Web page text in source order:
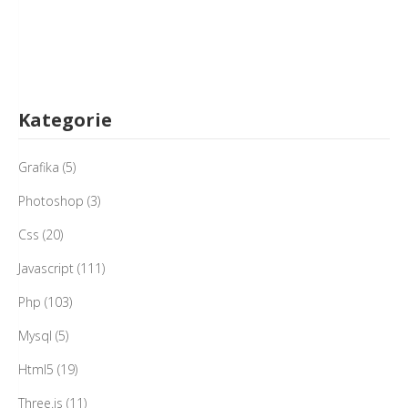
Kategorie
Grafika (5)
Photoshop (3)
Css (20)
Javascript (111)
Php (103)
Mysql (5)
Html5 (19)
Three.js (11)